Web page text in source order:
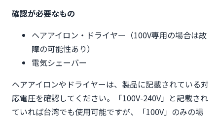
確認が必要なもの
ヘアアイロン・ドライヤー（100V専用の場合は故
障の可能性あり）
電気シェーバー
ヘアアイロンやドライヤーは、製品に記載されている対
応電圧を確認してください。「100V-240V」と記載され
ていれば台湾でも使用可能ですが、「100V」のみの場